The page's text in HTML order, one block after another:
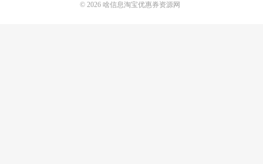
© 2026 啥信息淘宝优惠券资源网